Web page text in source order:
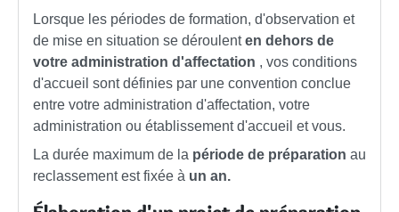
Lorsque les périodes de formation, d'observation et
de mise en situation se déroulent en dehors de
votre administration d'affectation , vos conditions
d'accueil sont définies par une convention conclue
entre votre administration d'affectation, votre
administration ou établissement d'accueil et vous.
La durée maximum de la période de préparation au
reclassement est fixée à un an.